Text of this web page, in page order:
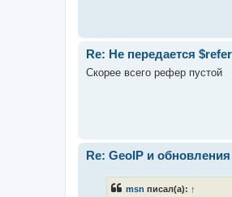
Re: Не передается
Скорее всего рефер пустой
Re: GeoIP и
msn писал(а): ↑